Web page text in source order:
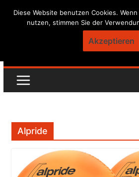
Skip
Alpride
Diese Website benutzen Cookies.
nutzen, stimmen Sie der
Akzeptieren